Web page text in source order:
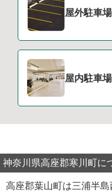
屋外駐車
屋内駐車
神奈川県高座郡寒川町に
高座郡葉山町は三浦半